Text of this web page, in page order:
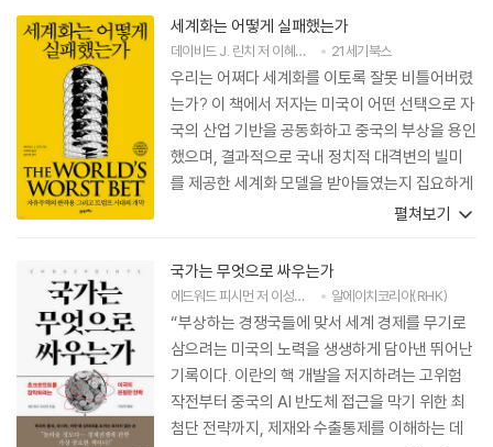
세계화는 어떻게 실패했는가
데이비드 J. 린치저 이혜진 역최준영감수
21세기북스
우리는 어쩌다 세계화를 이토록 잘못 비틀어버렸
는가? 이 책에서 저자는 미국이 어떤 선택으로 자
국의 산업 기반을 공동화하고 중국의 부상을 용인
했으며, 결과적으로 국내 정치적 대격변의 빌미
를 제공한 세계화 모델을 받아들였는지 집요하게
파고든다. 오늘날 세계 경제의 구조와 정치 지형
펼쳐보기
국가는 무엇으로 싸우는가
에드워드 피시먼저 이성민 알에이치코리아(RHK)
“부상하는 경쟁국들에 맞서 세계 경제를 무기로
삼으려는 미국의 노력을 생생하게 담아낸 뛰어난
기록이다. 이란의 핵 개발을 저지하려는 고위험
작전부터 중국의 AI 반도체 접근을 막기 위한 최
첨단 전략까지, 제재와 수출통제를 이해하는 데